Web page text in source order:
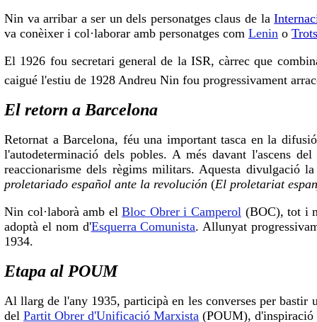
Nin va arribar a ser un dels personatges claus de la
va conèixer i col·laborar amb personatges com Lenin o
El 1926 fou secretari general de la ISR, càrrec que
caigué l'estiu de 1928 Andreu Nin fou progressivament
El retorn a Barcelona
Retornat a Barcelona, féu una important tasca en la
l'autodeterminació dels pobles. A més davant l'ascens
reaccionarisme dels règims militars. Aquesta divulgació
proletariado español ante la revolución (El proletariat
Nin col·laborà amb elBloc Obrer i Camperol(BOC), tot i
adoptà el nom d'Esquerra Comunista. Allunyat
1934.
Etapa al POUM
Al llarg de l'any 1935, participà en les converses per
delPartit Obrer d'Unificació Marxista (POUM),